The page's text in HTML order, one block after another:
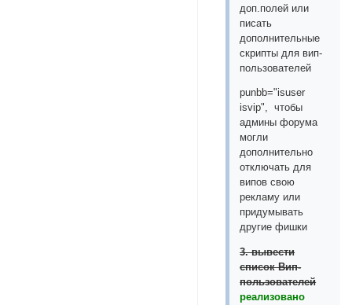
доп.полей или
писать
дополнительные
скрипты для вип-
пользователей
punbb="isuser
isvip", чтобы
админы форума
могли
дополнительно
отключать для
випов свою
рекламу или
придумывать
другие фишки
3. вывести
список Вип-
пользователей
реализовано